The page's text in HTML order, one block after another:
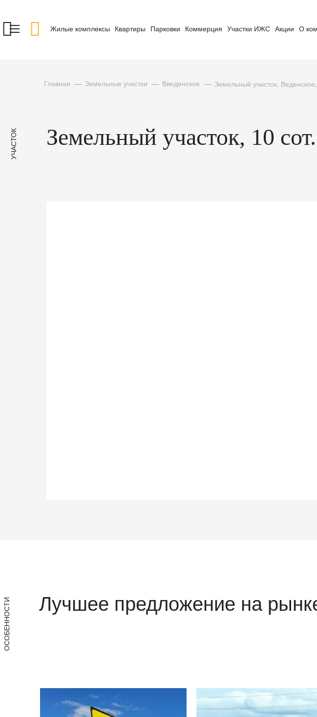
Жилые комплексы Квартиры Парковки Коммерция Участки ИЖС Акции О
Главная Земельные участки Введенское Земельный участок, Веденское,
УЧАСТОК Земельный участок, 10
ОСОБЕННОСТИ Лучшее предложение на